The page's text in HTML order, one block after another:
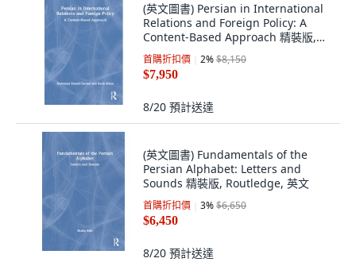
(英文圖書) Persian in International
Relations and Foreign Policy: A
Content-Based Approach 精裝版,
Routledge, 英文
首購折扣價 2%$8,150
$7,950
8/20 預計送達
(英文圖書) Fundamentals of the
Persian Alphabet: Letters and
Sounds 精裝版, Routledge, 英文
首購折扣價 3%$6,650
$6,450
8/20 預計送達